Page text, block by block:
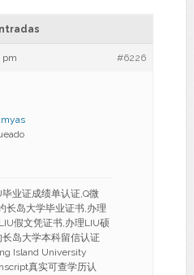
pm #6226
业证成绩单认证,Q微
长岛大学毕业证书,办理
假文凭证书,办理LIU硕
岛大学本科留信认证
Island University
真实可查学历认